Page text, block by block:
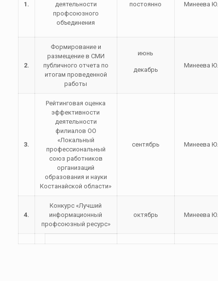
1.
деятельности
профсоюзного
объединения
постоянно Минеева
2.
Формирование и
размещение в СМИ
публичного отчета по
итогам проведенной
работы
июнь
декабрь
Минеева
3.
Рейтинговая оценка
эффективности
деятельности
филиалов ОО
«Локальный
профессиональный
союз работников
организаций
образования и науки
Костанайской области»
сентябрь Минеева
4.
Конкурс «Лучший
информационный
профсоюзный ресурс»
октябрь Минеева